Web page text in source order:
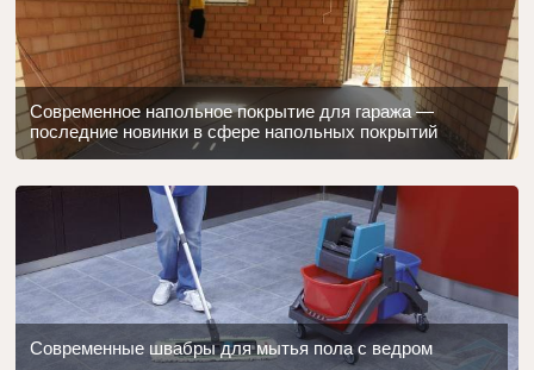
Современное напольное покрытие для гаража —
последние новинки в сфере напольных покрытий
Современные швабры для мытья пола с ведром